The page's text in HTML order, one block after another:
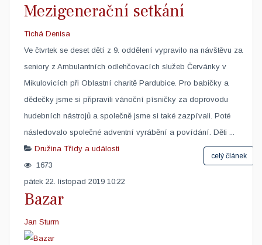
Mezigenerační setkání
Tichá Denisa
Ve čtvrtek se deset dětí z 9. oddělení vypravilo na návštěvu za
seniory z Ambulantních odlehčovacích služeb Červánky v
Mikulovicích při Oblastní charitě Pardubice. Pro babičky a
dědečky jsme si připravili vánoční písničky za doprovodu
hudebních nástrojů a společně jsme si také zazpívali. Poté
následovalo společné adventní vyrábění a povídání. Děti ...
celý článek
Družina Třídy a události
1673
pátek 22. listopad 2019 10:22
Bazar
Jan Sturm